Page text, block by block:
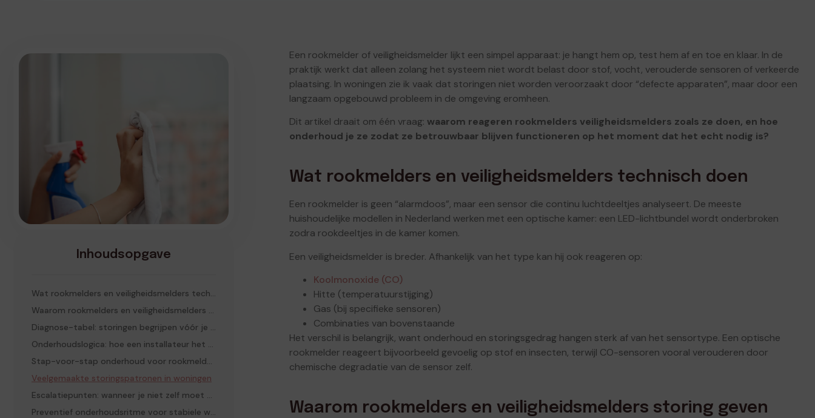
Inhoudsopgave
Wat rookmelders en veiligheidsmelders technisch doen
Waarom rookmelders en veiligheidsmelders storing geven
Diagnose-tabel: storingen begrijpen vóór je iets vervangt
Onderhoudslogica: hoe een installateur het benadert
Stap-voor-stap onderhoud voor rookmelders en veiligheidsmelders
Veelgemaakte storingspatronen in woningen
Escalatiepunten: wanneer je niet zelf moet blijven proberen
Preventief onderhoudsritme voor stabiele werking
Een rookmelder of veiligheidsmelder lijkt een simpel apparaat: je hangt hem op, test hem af en toe en klaar. In de
praktijk werkt dat alleen zolang het systeem niet wordt belast door stof, vocht, verouderde sensoren of verkeerde
plaatsing. In woningen zie ik vaak dat storingen niet worden veroorzaakt door “defecte apparaten”, maar door een
langzaam opgebouwd probleem in de omgeving eromheen.
Dit artikel draait om één vraag: waarom reageren rookmelders veiligheidsmelders zoals ze doen, en hoe
onderhoud je ze zodat ze betrouwbaar blijven functioneren op het moment dat het echt nodig is?
Wat rookmelders en veiligheidsmelders technisch doen
Een rookmelder is geen “alarmdoos”, maar een sensor die continu luchtdeeltjes analyseert. De meeste
huishoudelijke modellen in Nederland werken met een optische kamer: een LED-lichtbundel wordt onderbroken
zodra rookdeeltjes in de kamer komen.
Een veiligheidsmelder is breder. Afhankelijk van het type kan hij ook reageren op:
Koolmonoxide (CO)
Hitte (temperatuurstijging)
Gas (bij specifieke sensoren)
Combinaties van bovenstaande
Het verschil is belangrijk, want onderhoud en storingsgedrag hangen sterk af van het sensortype. Een optische
rookmelder reageert bijvoorbeeld gevoelig op stof en insecten, terwijl CO-sensoren vooral verouderen door
chemische degradatie van de sensor zelf.
Waarom rookmelders en veiligheidsmelders storing geven